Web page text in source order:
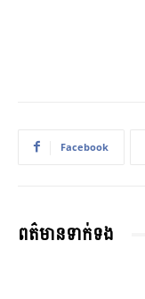
Facebook
ពត៌មានទាក់ទង